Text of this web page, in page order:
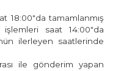
18:00"da tamamlanmış
saat 14:00"da
ilerleyen saatlerinde
ile gönderim yapan